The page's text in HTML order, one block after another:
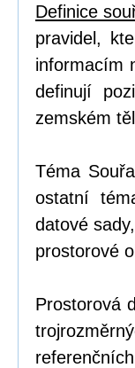
Definice
pravidel,
informacím
definují
zemském
Téma
ostatní
datové
prostorové
Prostorová